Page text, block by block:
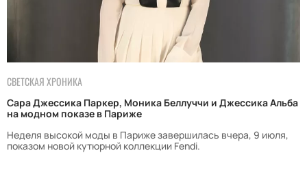
СВЕТСКАЯ ХРОНИКА
Сара Джессика Паркер, Моника Беллуччи и Джессика Альба
на модном показе в Париже
Неделя высокой моды в Париже завершилась вчера, 9 июля,
показом новой кутюрной коллекции Fendi.